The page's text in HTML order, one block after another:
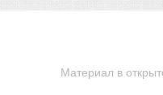
Материал в